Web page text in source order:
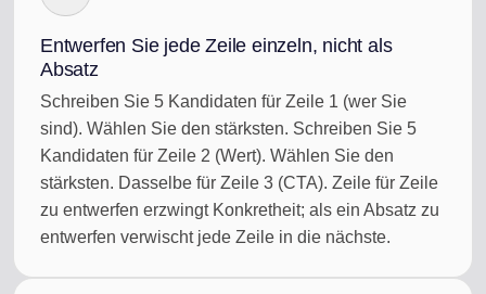
Entwerfen Sie jede Zeile einzeln, nicht als
Absatz
Schreiben Sie 5 Kandidaten für Zeile 1 (wer Sie
sind). Wählen Sie den stärksten. Schreiben Sie 5
Kandidaten für Zeile 2 (Wert). Wählen Sie den
stärksten. Dasselbe für Zeile 3 (CTA). Zeile für Zeile
zu entwerfen erzwingt Konkretheit; als ein Absatz zu
entwerfen verwischt jede Zeile in die nächste.